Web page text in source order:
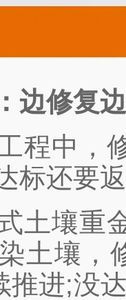
修复边
中，修
标还要
壤重金
土壤，
推进;没